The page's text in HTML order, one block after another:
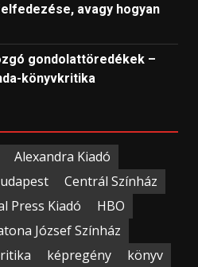
avagy hogyan
gondolattöredékek –
könyvkritika
Alexandra Kiadó
Centrál Színház
Press Kiadó
HBO
József Színház
képregény
könyv